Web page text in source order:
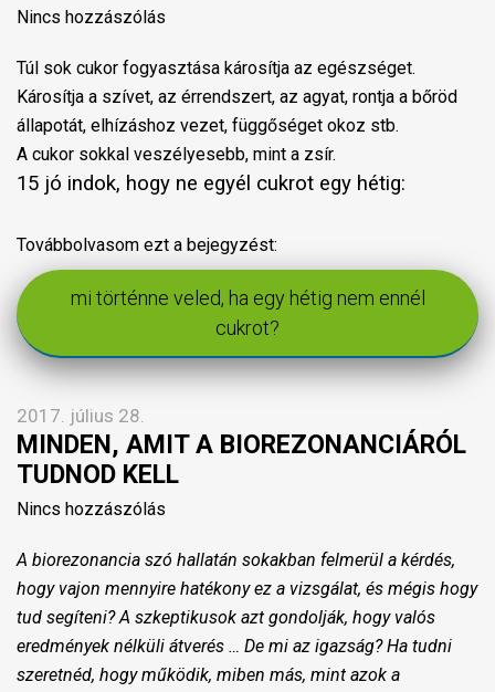
Nincs hozzászólás
Túl sok cukor fogyasztása károsítja az egészséget.
Károsítja a szívet, az érrendszert, az agyat, rontja a bőröd
állapotát, elhízáshoz vezet, függőséget okoz stb.
A cukor sokkal veszélyesebb, mint a zsír.
15 jó indok, hogy ne egyél cukrot egy hétig:
Továbbolvasom ezt a bejegyzést:
mi történne veled, ha egy hétig nem ennél
cukrot?
2017. július 28.
MINDEN, AMIT A BIOREZONANCIÁRÓL
TUDNOD KELL
Nincs hozzászólás
A biorezonancia szó hallatán sokakban felmerül a kérdés,
hogy vajon mennyire hatékony ez a vizsgálat, és mégis hogy
tud segíteni? A szkeptikusok azt gondolják, hogy valós
eredmények nélküli átverés … De mi az igazság? Ha tudni
szeretnéd, hogy működik, miben más, mint azok a